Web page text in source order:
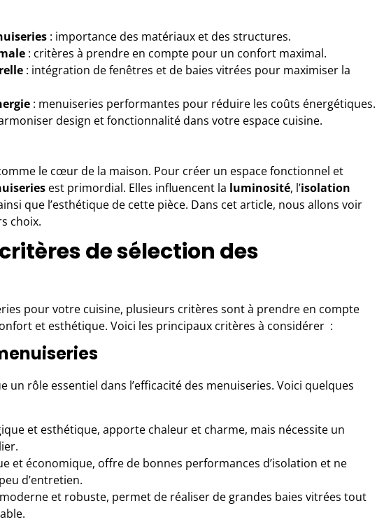
: importance des matériaux et des structures.
: critères à prendre en compte pour un confort maximal.
: intégration de fenêtres et de baies vitrées pour maximiser la
: menuiseries performantes pour réduire les coûts énergétiques.
design et fonctionnalité dans votre espace cuisine.
le cœur de la maison. Pour créer un espace fonctionnel et
est primordial. Elles influencent la luminosité, l’isolation
que l’esthétique de cette pièce. Dans cet article, nous allons voir
choix.
de sélection des
pour votre cuisine, plusieurs critères sont à prendre en compte
et esthétique. Voici les principaux critères à considérer :
un rôle essentiel dans l’efficacité des menuiseries. Voici quelques
et esthétique, apporte chaleur et charme, mais nécessite un
et économique, offre de bonnes performances d’isolation et ne
d’entretien.
et robuste, permet de réaliser de grandes baies vitrées tout